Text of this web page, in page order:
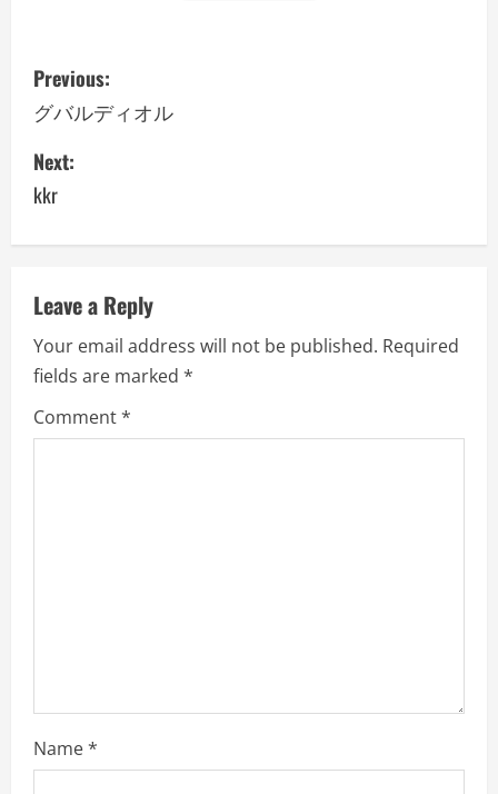
P
o
s
t
n
a
v
i
g
Previous:
グバルディオル
Next:
kkr
Leave a Reply
Your email address will not be published. Required
fields are marked *
Comment*
Name*